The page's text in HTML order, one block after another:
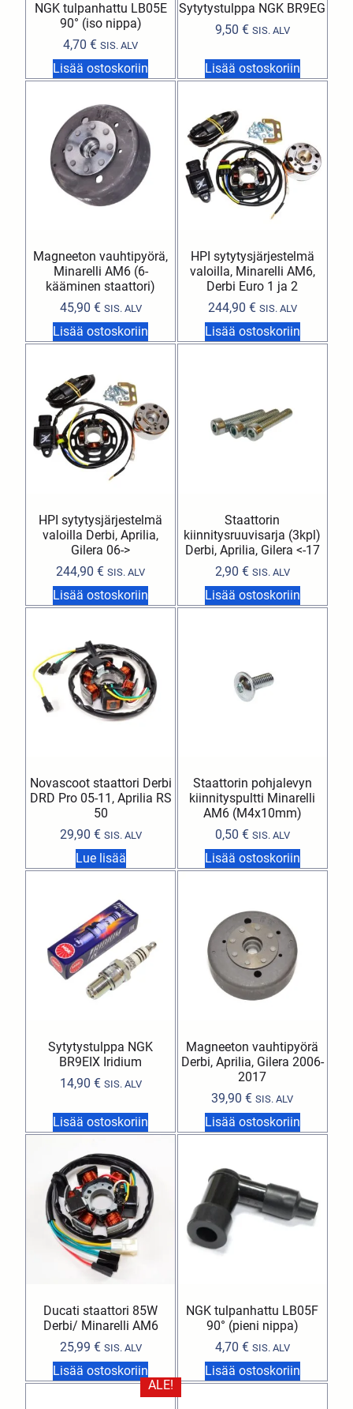
NGK tulpanhattu LB05E
90° (iso nippa)
4,70€ SIS. ALV
Lisää ostoskoriin
Sytytystulppa NGK BR9EG
9,50 € SIS. ALV
Lisää ostoskoriin
Magneeton vauhtipyörä,
Minarelli AM6 (6-
kääminen staattori)
45,90 € SIS. ALV
Lisää ostoskoriin
HPI sytytysjärjestelmä
valoilla, Minarelli AM6,
Derbi Euro 1 ja 2
244,90 € SIS. ALV
Lisää ostoskoriin
HPI sytytysjärjestelmä
valoilla Derbi, Aprilia,
Gilera 06->
244,90€ SIS. ALV
Lisää ostoskoriin
Staattorin
kiinnitysruuvisarja (3kpl)
Derbi, Aprilia, Gilera <-17
2,90 € SIS. ALV
Lisää ostoskoriin
Novascoot staattori Derbi
DRD Pro 05-11, Aprilia RS
50
29,90 € SIS. ALV
Lue lisää
Staattorin pohjalevyn
kiinnityspultti Minarelli
AM6 (M4x10mm)
0,50 € SIS. ALV
Lisää ostoskoriin
Sytytystulppa NGK
BR9EIX Iridium
14,90 € SIS. ALV
Lisää ostoskoriin
Magneeton vauhtipyörä
Derbi, Aprilia, Gilera 2006-
2017
39,90€ SIS. ALV
Lisää ostoskoriin
Ducati staattori 85W
Derbi/ Minarelli AM6
25,99 € SIS. ALV
Lisää ostoskoriin
NGK tulpanhattu LB05F
90° (pieni nippa)
4,70 € SIS. ALV
Lisää ostoskoriin
ALE!